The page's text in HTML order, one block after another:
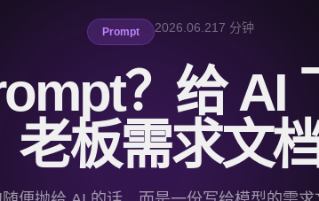
Prompt 2026.06.217 分钟
？给 AI
老板需求文